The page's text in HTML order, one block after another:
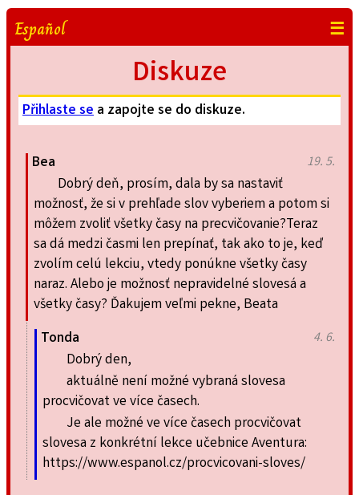
Español ☰
Diskuze
Přihlaste se a zapojte se do diskuze.
Bea 19. 5.
Dobrý deň, prosím, dala by sa nastaviť
možnosť, že si v prehľade slov vyberiem a potom si
môžem zvoliť všetky časy na precvičovanie?Teraz
sa dá medzi časmi len prepínať, tak ako to je, keď
zvolím celú lekciu, vtedy ponúkne všetky časy
naraz. Alebo je možnosť nepravidelné slovesá a
všetky časy? Ďakujem veľmi pekne, Beata
Tonda
4. 6.
Dobrý den,
aktuálně není možné vybraná slovesa
procvičovat ve více časech.
Je ale možné ve více časech procvičovat
slovesa z konkrétní lekce učebnice Aventura:
https://www.espanol.cz/procvicovani-sloves/